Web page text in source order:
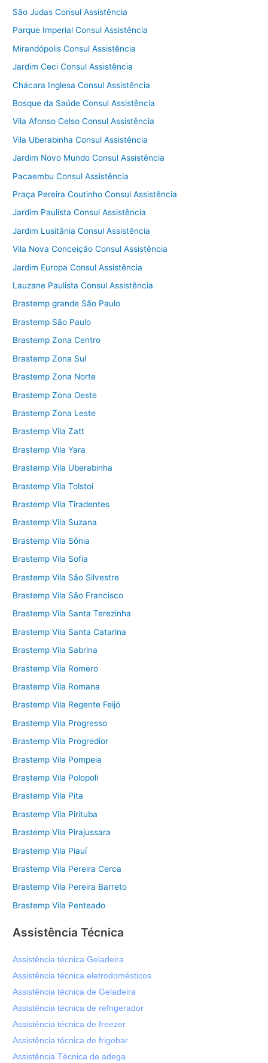
São Judas Consul Assistência
Parque Imperial Consul Assistência
Mirandópolis Consul Assistência
Jardim Ceci Consul Assistência
Chácara Inglesa Consul Assistência
Bosque da Saúde Consul Assistência
Vila Afonso Celso Consul Assistência
Vila Uberabinha Consul Assistência
Jardim Novo Mundo Consul Assistência
Pacaembu Consul Assistência
Praça Pereira Coutinho Consul Assistência
Jardim Paulista Consul Assistência
Jardim Lusitânia Consul Assistência
Vila Nova Conceição Consul Assistência
Jardim Europa Consul Assistência
Lauzane Paulista Consul Assistência
Brastemp grande São Paulo
Brastemp São Paulo
Brastemp Zona Centro
Brastemp Zona Sul
Brastemp Zona Norte
Brastemp Zona Oeste
Brastemp Zona Leste
Brastemp Vila Zatt
Brastemp Vila Yara
Brastemp Vila Uberabinha
Brastemp Vila Tolstoi
Brastemp Vila Tiradentes
Brastemp Vila Suzana
Brastemp Vila Sônia
Brastemp Vila Sofia
Brastemp Vila São Silvestre
Brastemp Vila São Francisco
Brastemp Vila Santa Terezinha
Brastemp Vila Santa Catarina
Brastemp Vila Sabrina
Brastemp Vila Romero
Brastemp Vila Romana
Brastemp Vila Regente Feijó
Brastemp Vila Progresso
Brastemp Vila Progredior
Brastemp Vila Pompeia
Brastemp Vila Polopoli
Brastemp Vila Pita
Brastemp Vila Pirituba
Brastemp Vila Pirajussara
Brastemp Vila Piauí
Brastemp Vila Pereira Cerca
Brastemp Vila Pereira Barreto
Brastemp Vila Penteado
Assistência Técnica
Assistência técnica Geladeira
Assistência técnica eletrodomésticos
Assistência técnica de Geladeira
Assistência técnica de refrigerador
Assistência técnica de freezer
Assistência técnica de frigobar
Assistência Técnica de adega